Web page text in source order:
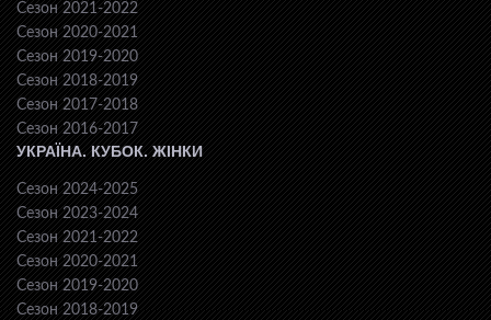
Сезон 2021-2022
Сезон 2020-2021
Сезон 2019-2020
Сезон 2018-2019
Сезон 2017-2018
Сезон 2016-2017
УКРАЇНА. КУБОК. ЖІНКИ
Сезон 2024-2025
Сезон 2023-2024
Сезон 2021-2022
Сезон 2020-2021
Сезон 2019-2020
Сезон 2018-2019